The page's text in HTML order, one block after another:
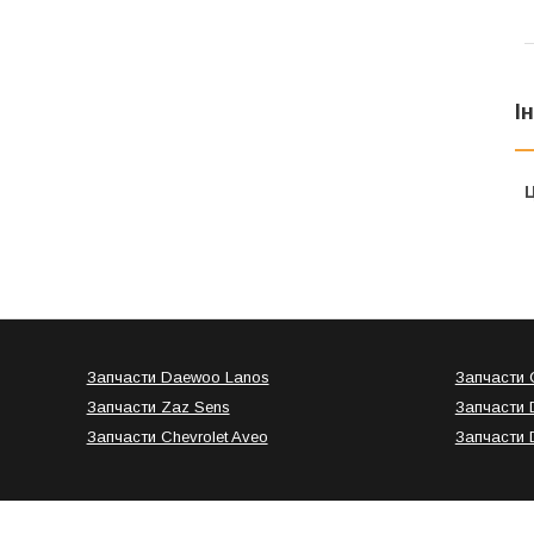
Запчасти Daewoo Lanos
Запчасти Zaz Sens
Запчасти Chevrolet Aveo
Запчасти
Запчасти
Запчасти